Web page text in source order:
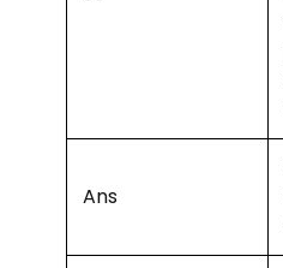
Ans